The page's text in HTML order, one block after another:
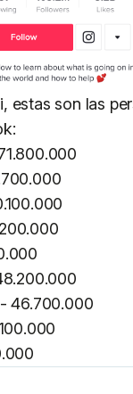
estas son las
46.700.000